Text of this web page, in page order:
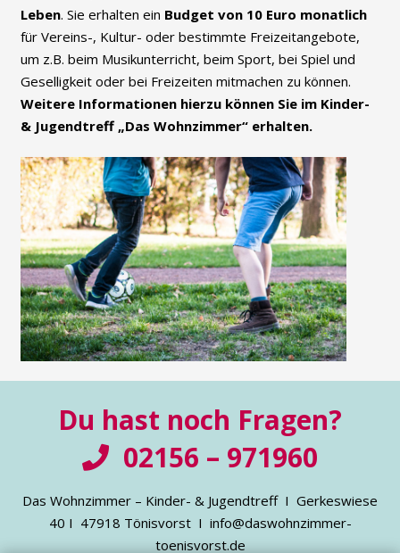
Leben. Sie erhalten ein Budget von 10 Euro monatlich
für Vereins-, Kultur- oder bestimmte Freizeitangebote,
um z.B. beim Musikunterricht, beim Sport, bei Spiel und
Geselligkeit oder bei Freizeiten mitmachen zu können.
Weitere Informationen hierzu können Sie im Kinder-
& Jugendtreff „Das Wohnzimmer“ erhalten.
Du hast noch Fragen?
02156 – 971960
Das Wohnzimmer – Kinder- & Jugendtreff Ι Gerkeswiese
40 Ι 47918 Tönisvorst Ι info@daswohnzimmer-
toenisvorst.de